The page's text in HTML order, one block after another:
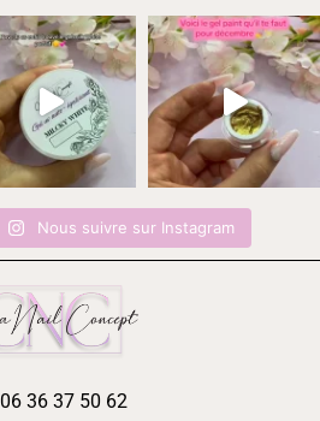
Nous suivre sur Instagram
06 36 37 50 62